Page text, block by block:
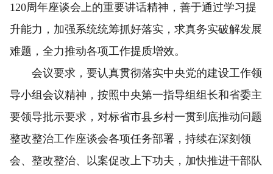
120周年座谈会上的重要讲话精神，善于通过学习提
升能力，加强系统统筹抓好落实，求真务实破解发展
难题，全力推动各项工作提质增效。
会议要求，要认真贯彻落实中央党的建设工作领
导小组会议精神，按照中央第一指导组组长和省委主
要领导批示要求，对标省市县乡村一贯到底推动问题
整改整治工作座谈会各项任务部署，持续在深刻领
会、整改整治、以案促改上下功夫，加快推进干部队